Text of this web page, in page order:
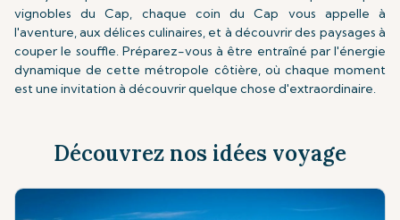
vignobles du Cap, chaque coin du Cap vous appelle à
l'aventure, aux délices culinaires, et à découvrir des paysages à
couper le souffle. Préparez-vous à être entraîné par l'énergie
dynamique de cette métropole côtière, où chaque moment
est une invitation à découvrir quelque chose d'extraordinaire.
Découvrez nos idées voyage